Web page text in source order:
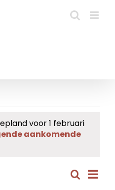
voor 1 februari
aankomende
Zoeken
Dag